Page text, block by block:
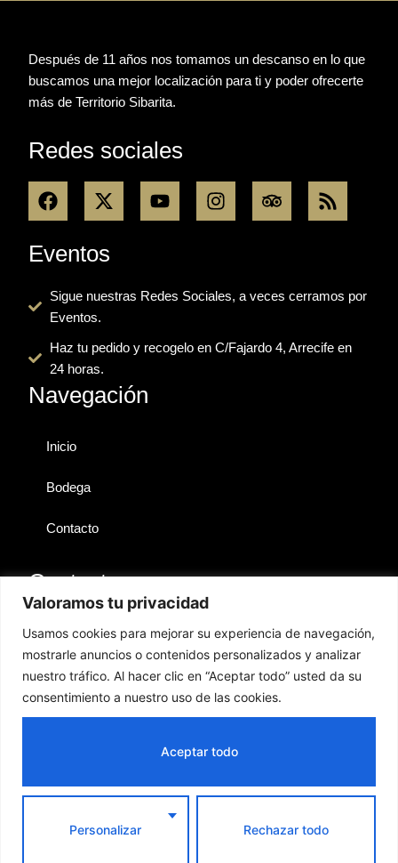
Valoramos tu privacidad
Usamos cookies para mejorar su experiencia de navegación,
mostrarle anuncios o contenidos personalizados y analizar
nuestro tráfico. Al hacer clic en “Aceptar todo” usted da su
consentimiento a nuestro uso de las cookies.
Personalizar Rechazar todo
Aceptar todo
Después de 11 años nos tomamos un descanso en lo que
buscamos una mejor localización para ti y poder ofrecerte
más de Territorio Sibarita.
Redes sociales
F
a
e
b
o
o
k
X
-
w
i
t
t
r
Y
o
b
e
I
n
g
r
m
T
r
d
v
s
R
s
Eventos
Sigue nuestras Redes Sociales, a veces cerramos por
Eventos.
Haz tu pedido y recogelo en C/Fajardo 4, Arrecife en
24 horas.
Navegación
Inicio
Bodega
Contacto
Contactos
hola@territoriosibarita.com
+34 676 361 778
GESTIÓN
PRODUCTOS
reservados
Política de Cookies